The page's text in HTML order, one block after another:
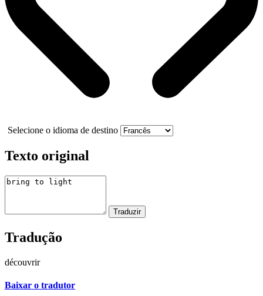
Selecione o idioma de destino
Texto original
Tradução
découvrir
Baixar o tradutor